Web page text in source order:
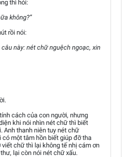
thì hỏi:
không?”
rồi nói:
này: nét chữ nguệch ngoạc, xin
cách của con người, nhưng
khi nói nhìn nét chữ thì biết
Anh thanh niên tuy nét chữ
một tâm hồn biết giúp đỡ tha
chữ thì lại không tế nhị cám ơn
lại còn nói nét chữ xấu.